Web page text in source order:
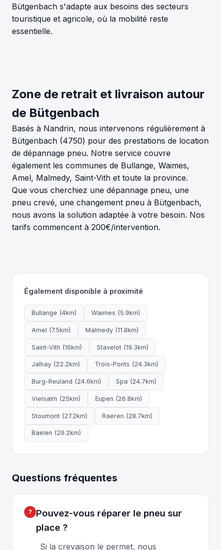
Bütgenbach s'adapte aux besoins des secteurs
touristique et agricole, où la mobilité reste
essentielle.
Zone de retrait et livraison autour
de Bütgenbach
Basés à Nandrin, nous intervenons régulièrement à
Bütgenbach (4750) pour des prestations de location
de dépannage pneu. Notre service couvre
également les communes de Bullange, Waimes,
Amel, Malmedy, Saint-Vith et toute la province.
Que vous cherchiez une dépannage pneu, une
pneu crevé, une changement pneu à Bütgenbach,
nous avons la solution adaptée à votre besoin. Nos
tarifs commencent à 200€/intervention.
Également disponible à proximité
Bullange (4km) Waimes (5.9km)
Amel (7.5km) Malmedy (11.8km)
Saint-Vith (16km) Stavelot (19.3km)
Jalhay (22.2km) Trois-Ponts (24.3km)
Burg-Reuland (24.6km) Spa (24.7km)
Vielsalm (25km) Eupen (26.8km)
Stoumont (27.2km) Raeren (28.7km)
Baelen (29.2km)
Questions fréquentes
Pouvez-vous réparer le pneu sur
place ?
Si la crevaison le permet, nous